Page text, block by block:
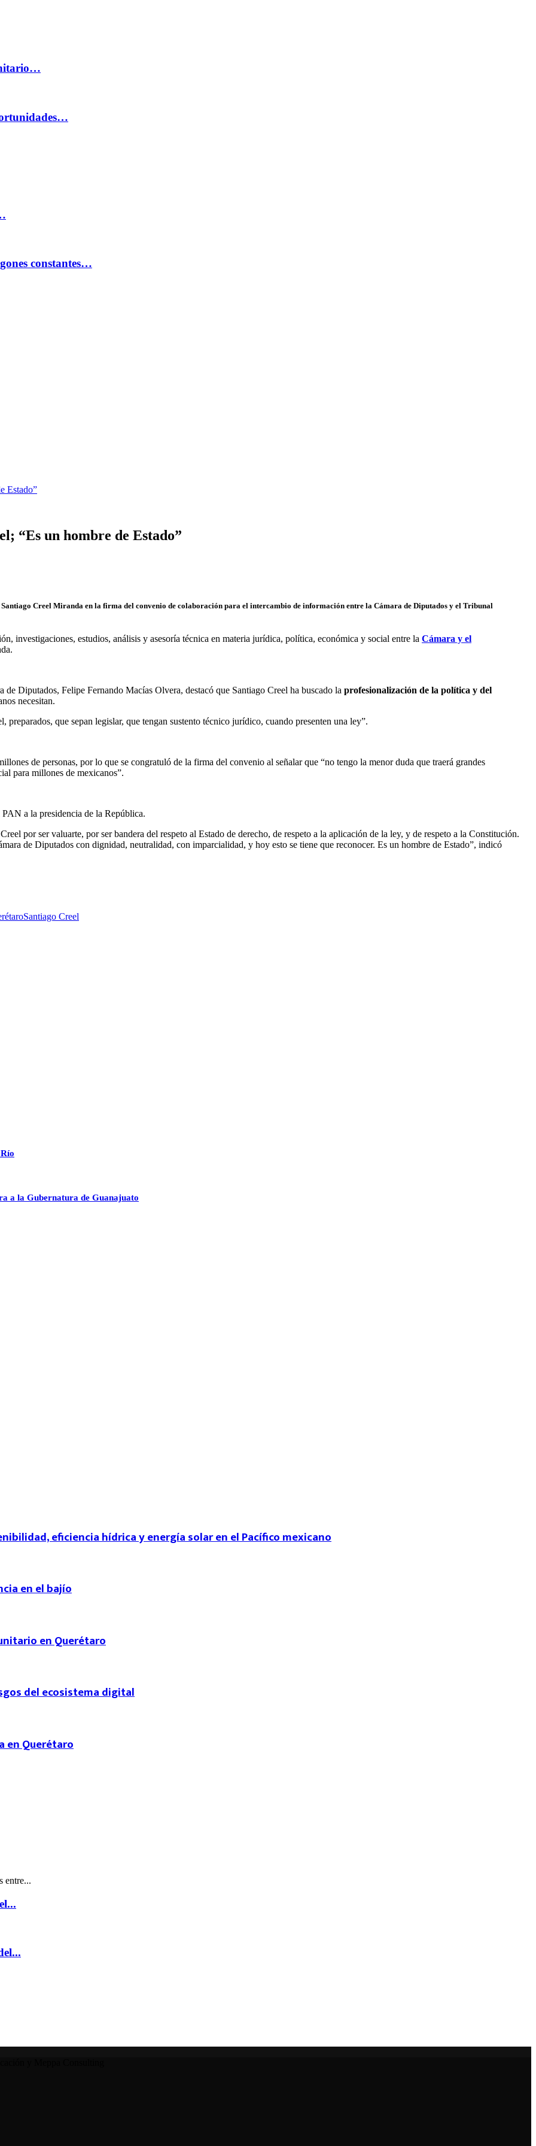
constantes…
Estado”
“Es un hombre de Estado”
Creel Miranda en la firma del convenio de colaboración para el intercambio de información entre la Cámara de Diputados y el Tribunal
investigaciones, estudios, análisis y asesoría técnica en materia jurídica, política, económica y social entre la Cámara y el
Diputados, Felipe Fernando Macías Olvera, destacó que Santiago Creel ha buscado la profesionalización de la política y del
necesitan.
que sepan legislar, que tengan sustento técnico jurídico, cuando presenten una ley”.
de personas, por lo que se congratuló de la firma del convenio al señalar que “no tengo la menor duda que traerá grandes
para millones de mexicanos”.
a la presidencia de la República.
por ser valuarte, por ser bandera del respeto al Estado de derecho, de respeto a la aplicación de la ley, y de respeto a la Constitución.
de Diputados con dignidad, neutralidad, con imparcialidad, y hoy esto se tiene que reconocer. Es un hombre de Estado”, indicó
Santiago Creel
a la Gubernatura de Guanajuato
eficiencia hídrica y energía solar en el Pacífico mexicano
en el bajío
en Querétaro
del ecosistema digital
en Querétaro
entre...